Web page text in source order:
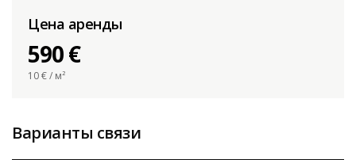
Цена аренды
590 €
10€ / м²
Варианты связи